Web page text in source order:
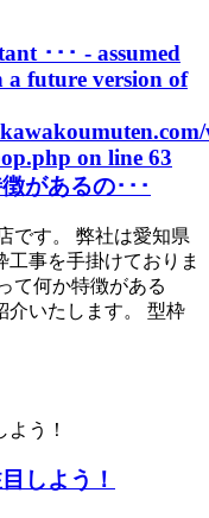
･･･ - assumed
future version of
on line 63
があるの･･･
です。 弊社は愛知県
事を手掛けておりま
て何か特徴がある
介いたします。 型枠
しよう！